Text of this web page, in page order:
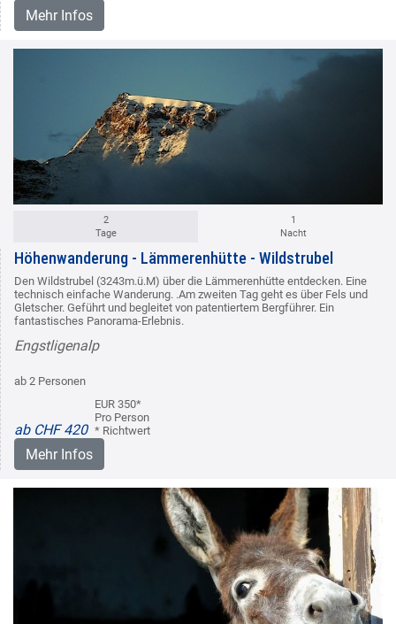
Mehr Infos
2
Tage
1
Nacht
Höhenwanderung - Lämmerenhütte - Wildstrubel
Den Wildstrubel (3243m.ü.M) über die Lämmerenhütte entdecken. Eine
technisch einfache Wanderung. .Am zweiten Tag geht es über Fels und
Gletscher. Geführt und begleitet von patentiertem Bergführer. Ein
fantastisches Panorama-Erlebnis.
Engstligenalp
ab 2 Personen
ab CHF 420
EUR 350*
Pro Person
* Richtwert
Mehr Infos